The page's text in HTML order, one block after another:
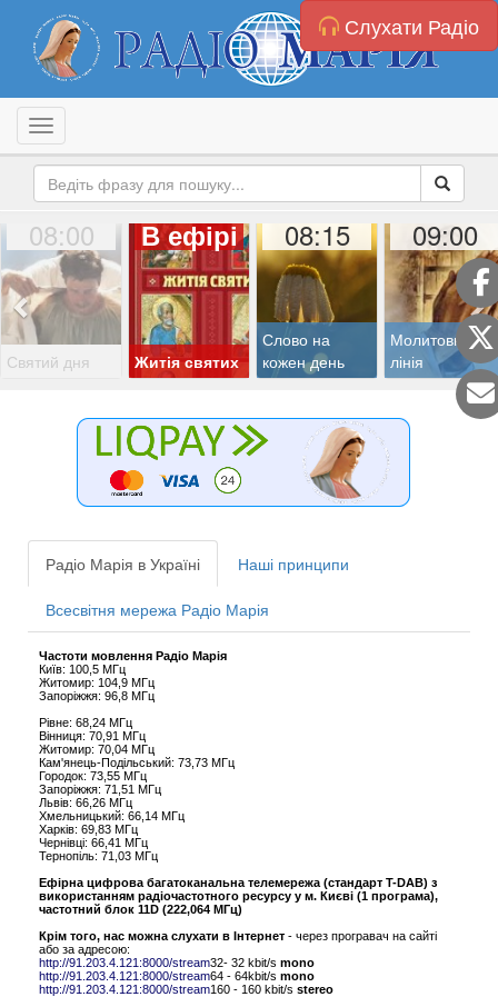
Слухати Радіо
Toggle navigation
08:00
Святий дня
В ефірі
Житія святих
08:15
Слово на
кожен день
09:00
Молитовна
лінія
Радіо Марія в Україні Наші принципи
Всесвітня мережа Радіо Марія
Частоти мовлення Радіо Марія
Київ: 100,5 МГц
Житомир: 104,9 МГц
Запоріжжя: 96,8 МГц
Рівне: 68,24 МГц
Вінниця: 70,91 МГц
Житомир: 70,04 МГц
Кам'янець-Подільський: 73,73 МГц
Городок: 73,55 МГц
Запоріжжя: 71,51 МГц
Львів: 66,26 МГц
Хмельницький: 66,14 МГц
Харків: 69,83 МГц
Чернівці: 66,41 МГц
Тернопіль: 71,03 МГц
Ефірна цифрова багатоканальна телемережа (стандарт T-DAB) з
використанням радіочастотного ресурсу у м. Києві (1 програма),
частотний блок 11D (222,064 МГц)
Крім того, нас можна слухати в Інтернет - через програвач на сайті
або за адресою:
http://91.203.4.121:8000/stream32- 32 kbit/s mono
http://91.203.4.121:8000/stream64 - 64kbit/s mono
http://91.203.4.121:8000/stream160 - 160 kbit/s stereo